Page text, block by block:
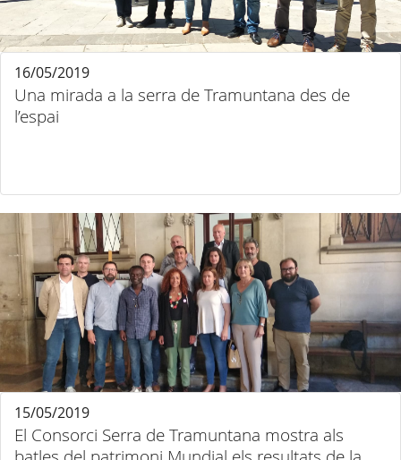
Una mirada a la serra de Tramuntana des de
l’espai
16/05/2019
El Consorci Serra de Tramuntana mostra als
15/05/2019